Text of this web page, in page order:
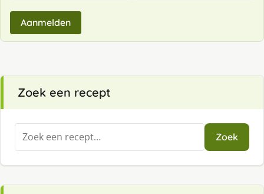
Aanmelden
Zoek een recept
Zoeken
naar:
Zoek